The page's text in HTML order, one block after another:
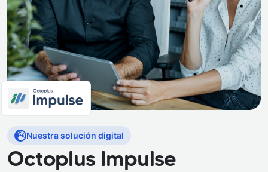
Nuestra solución digital
Octoplus Impulse